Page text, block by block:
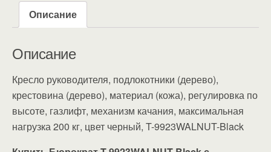
Описание
Описание
Кресло руководителя, подлокотники (дерево),
крестовина (дерево), материал (кожа), регулировка по
высоте, газлифт, механизм качания, максимальная
нагрузка 200 кг, цвет черный, T-9923WALNUT-Black